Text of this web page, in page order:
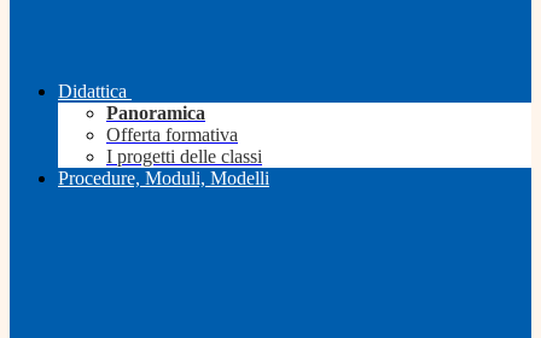
Didattica
Panoramica
Offerta formativa
I progetti delle classi
Procedure, Moduli, Modelli